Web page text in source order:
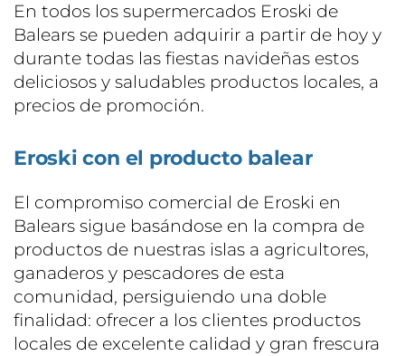
En todos los supermercados Eroski de
Balears se pueden adquirir a partir de hoy y
durante todas las fiestas navideñas estos
deliciosos y saludables productos locales, a
precios de promoción.
Eroski con el producto balear
El compromiso comercial de Eroski en
Balears sigue basándose en la compra de
productos de nuestras islas a agricultores,
ganaderos y pescadores de esta
comunidad, persiguiendo una doble
finalidad: ofrecer a los clientes productos
locales de excelente calidad y gran frescura